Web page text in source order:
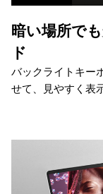
暗い場所で
ド
バックライトキー
せて、見やすく表